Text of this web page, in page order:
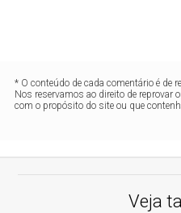
* O conteúdo de cada comentário é de
Nos reservamos ao direito de reprovar
com o propósito do site ou que
Veja